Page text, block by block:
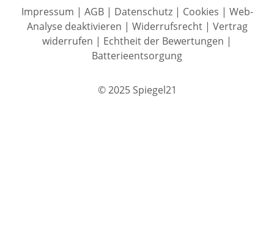
Impressum | AGB| Datenschutz| Cookies | Web-
Analyse deaktivieren | Widerrufsrecht| Vertrag
widerrufen | Echtheit der Bewertungen |
Batterieentsorgung
© 2025 Spiegel21